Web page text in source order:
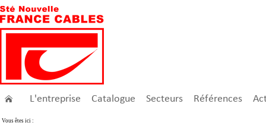
L'entreprise Catalogue Secteurs Références
Vous êtes ici :